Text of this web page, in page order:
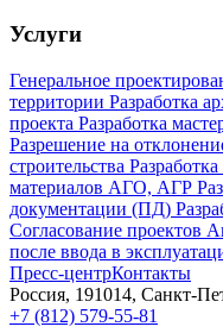
Услуги
Генеральное
территории Разработка
проекта Разработка
Разрешение на
строительства
материалов АГО, АГР
документации (ПД)
Согласование проектов
после ввода в
Пресс-центрКонтакты
Россия, 191014, Санкт-
+7 (812) 579-55-81